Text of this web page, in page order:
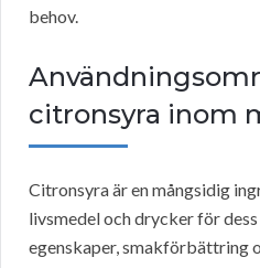
behov.
citronsyra inom
Citronsyra är en mångsidig
livsmedel och drycker för
egenskaper, smakförbättring